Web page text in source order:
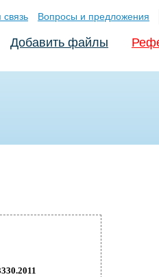
Вопросы и предложения
Добавить файлы